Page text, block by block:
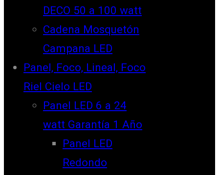
DECO 50 a 100 watt
Cadena Mosquetón
Campana LED
Panel, Foco, Lineal, Foco
Riel Cielo LED
Panel LED 6 a 24
watt Garantía 1 Año
Panel LED
Redondo